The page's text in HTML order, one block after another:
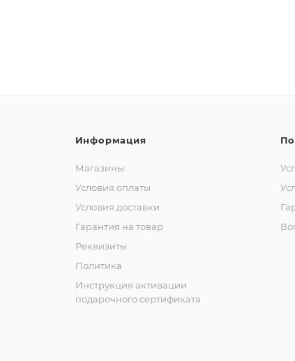
Информация
Магазины
Условия оплаты
Условия доставки
Гарантия на товар
Реквизиты
Политика
Инструкция активации
подарочного сертификата